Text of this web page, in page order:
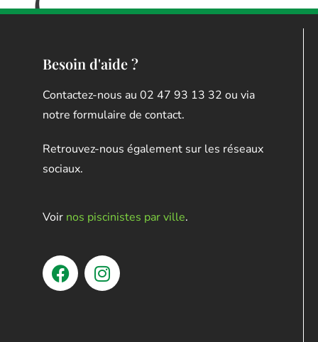
Besoin d'aide ?
Contactez-nous au 02 47 93 13 32 ou via
notre formulaire de contact.
Retrouvez-nous également sur les réseaux
sociaux.
Voir nos piscinistes par ville.